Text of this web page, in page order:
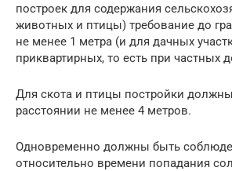
построек для содержания
животных и птицы) требование до
не менее 1 метра (и для дачных
приквартирных, то есть при частных
Для скота и птицы постройки должны
расстоянии не менее 4 метров.
Одновременно должны быть
относительно времени попадания